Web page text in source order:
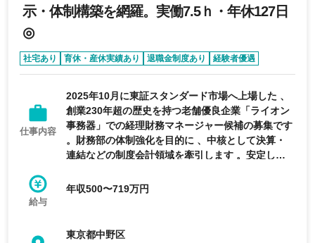
示・体制構築を網羅。実働7.5ｈ・年休127日
◎
社宅あり 育休・産休実績あり 退職金制度あり
経験者優遇
女性活躍
仕事内容
2025年10月に東証スタンダード市場へ上場した 、
創業230年超の歴史を持つ老舗優良企業「ライオン
事務器」での経理財務マネージャー候補の募集です
。財務部の体制強化を目的に 、中核として決算・
連結などの制度会計領域を牽引します 。安定した
て組織づくりや業務改善に主体的に関わることがで
給与
年収500〜719万円
東京都中野区